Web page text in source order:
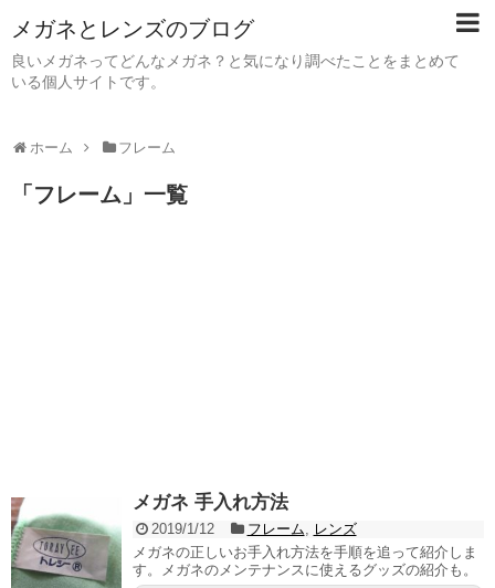
メガネとレンズのブログ
良いメガネってどんなメガネ？と気になり調べたことをまとめて
いる個人サイトです。
ホーム フレーム
「 フレーム 」 一覧
メガネ 手入れ方法
2019/1/12 フレーム, レンズ
メガネの正しいお手入れ方法を手順を追って紹介しま
す。メガネのメンテナンスに使えるグッズの紹介も。